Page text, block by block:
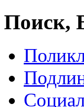
Поиск,